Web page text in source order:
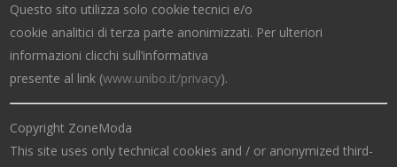
Questo sito utilizza solo cookie tecnici e/o
cookie analitici di terza parte anonimizzati. Per ulteriori
informazioni clicchi sull’informativa
presente al link (www.unibo.it/privacy).
Copyright ZoneModa
This site uses only technical cookies and / or anonymized third-